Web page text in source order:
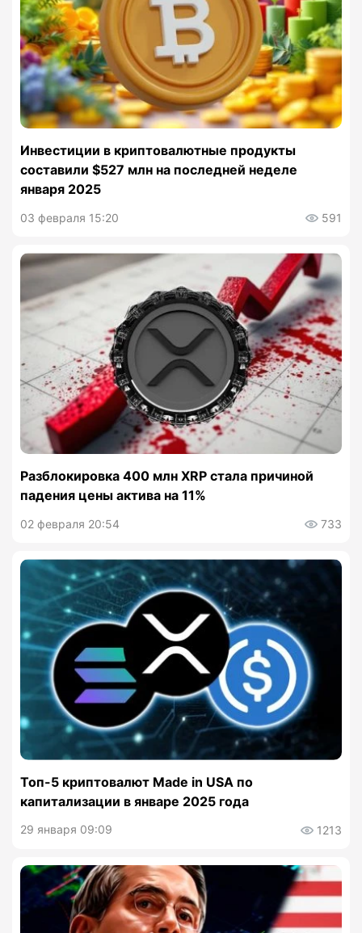
Инвестиции в криптовалютные продукты
составили $527 млн на последней неделе
января 2025
03 февраля 15:20 591
Разблокировка 400 млн XRP стала причиной
падения цены актива на 11%
02 февраля 20:54 733
Топ-5 криптовалют Made in USA по
капитализации в январе 2025 года
29 января 09:09 1213